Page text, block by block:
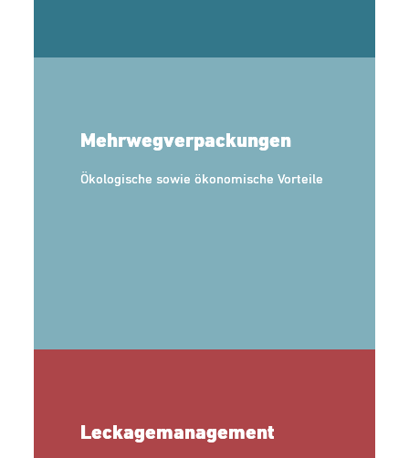
Mehrwegverpackungen
Ökologische sowie ökonomische Vorteile
Leckagemanagement